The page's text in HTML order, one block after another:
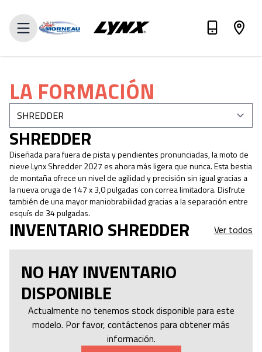
VER INVENTARIO
LA FORMACIÓN
SHREDDER
Diseñada para fuera de pista y pendientes pronunciadas, la moto de
nieve Lynx Shredder 2027 es ahora más ligera que nunca. Esta bestia
de montaña ofrece un nivel de agilidad y precisión sin igual gracias a
la nueva oruga de 147 x 3,0 pulgadas con correa limitadora. Disfrute
también de una mayor maniobrabilidad gracias a la separación entre
esquís de 34 pulgadas.
INVENTARIO SHREDDER Ver todos
NO HAY INVENTARIO
DISPONIBLE
Actualmente no tenemos stock disponible para este
modelo. Por favor, contáctenos para obtener más
información.